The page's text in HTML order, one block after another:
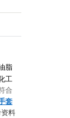
脂
工
合
套
料